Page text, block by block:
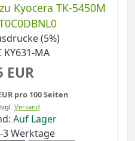
Kyocera TK-5450M
(5%)
KY631-MA
EUR
pro 100 Seiten
Versand
Auf Lager
3 Werktage